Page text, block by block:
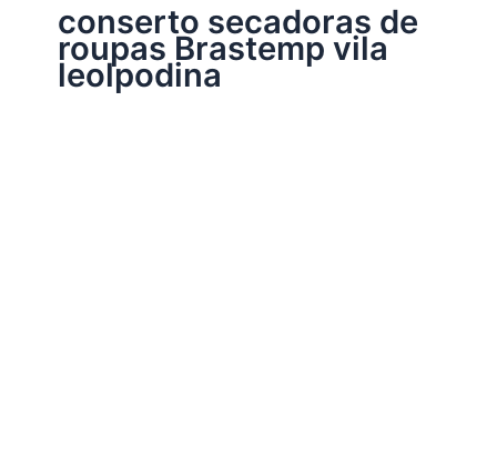
conserto secadoras de
roupas Brastemp vila
leolpodina